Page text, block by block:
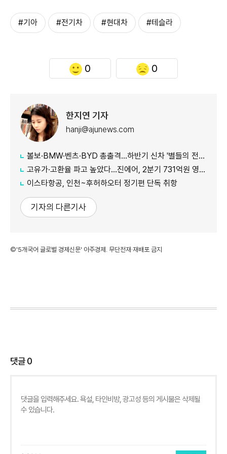
#기아 #전기차 #현대차 #테슬라
0 0
한지연 기자
hanji@ajunews.com
볼보·BMW·벤츠·BYD 총출격...하반기 신차 '별들의 전쟁'
고유가·고환율 파고 높았다…진에어, 2분기 731억원 영업적자
이스타항공, 인천~후허하오터 정기편 단독 취항
기자의 다른기사
©'5개국어 글로벌 경제신문' 아주경제. 무단전재·재배포 금지
댓글0